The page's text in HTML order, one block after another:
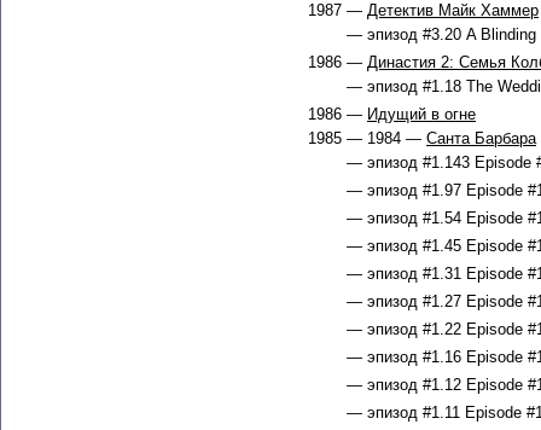
1987 — Детектив Майк Хаммер
— эпизод #3.20 A Blinding
1986 — Династия 2: Семья
— эпизод #1.18 The
1986 — Идущий в огне
1985 — 1984 — Санта Барбара
— эпизод #1.143 Episode
— эпизод #1.97 Episode
— эпизод #1.54 Episode
— эпизод #1.45 Episode
— эпизод #1.31 Episode
— эпизод #1.27 Episode
— эпизод #1.22 Episode
— эпизод #1.16 Episode
— эпизод #1.12 Episode
— эпизод #1.11 Episode